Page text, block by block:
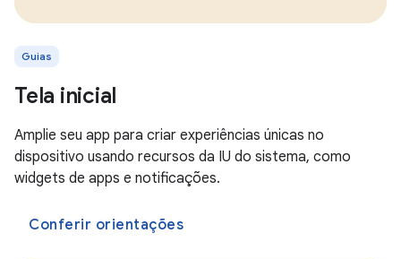
Guias
Tela inicial
Amplie seu app para criar experiências únicas no
dispositivo usando recursos da IU do sistema, como
widgets de apps e notificações.
Conferir orientações